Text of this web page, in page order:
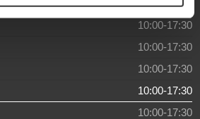
10:00-17:30
10:00-17:30
10:00-17:30
10:00-17:30
10:00-17:30